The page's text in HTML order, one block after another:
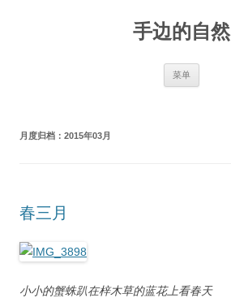
手边的自然
菜单
月度归档： 2015年03月
春三月
小小的蟹蛛趴在梓木草的蓝花上看春天